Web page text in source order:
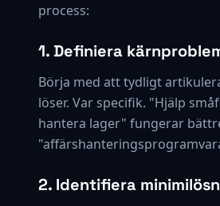
process:
1. Definiera
Börja med att tydligt
löser. Var specifik. "Hjälp
hantera lager" fungerar
2. Identifiera